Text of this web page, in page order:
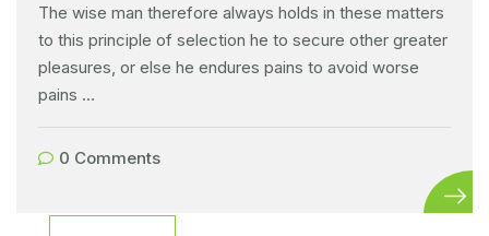
The wise man therefore always holds in these matters
to this principle of selection he to secure other greater
pleasures, or else he endures pains to avoid worse
pains …
0 Comments